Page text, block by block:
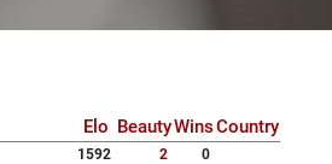
Elo BeautyWinsCountry
1592 2
0